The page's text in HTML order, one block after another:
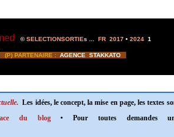
© SELECTIONSORTIEs FR 2017 • 2024 1
(P) PARTENAIRE : AGENCE STAKKATO
Les idées, le concept, la mise en page, les textes
du blog• Pour toutes demandes